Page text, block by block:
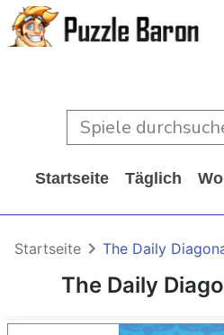
Startseite Täglich
The Daily
Startseite The Daily